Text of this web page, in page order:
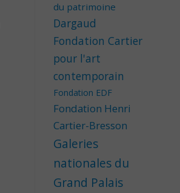
du patrimoine
Dargaud
Fondation Cartier
pour l'art
contemporain
Fondation EDF
Fondation Henri
Cartier-Bresson
Galeries
nationales du
Grand Palais